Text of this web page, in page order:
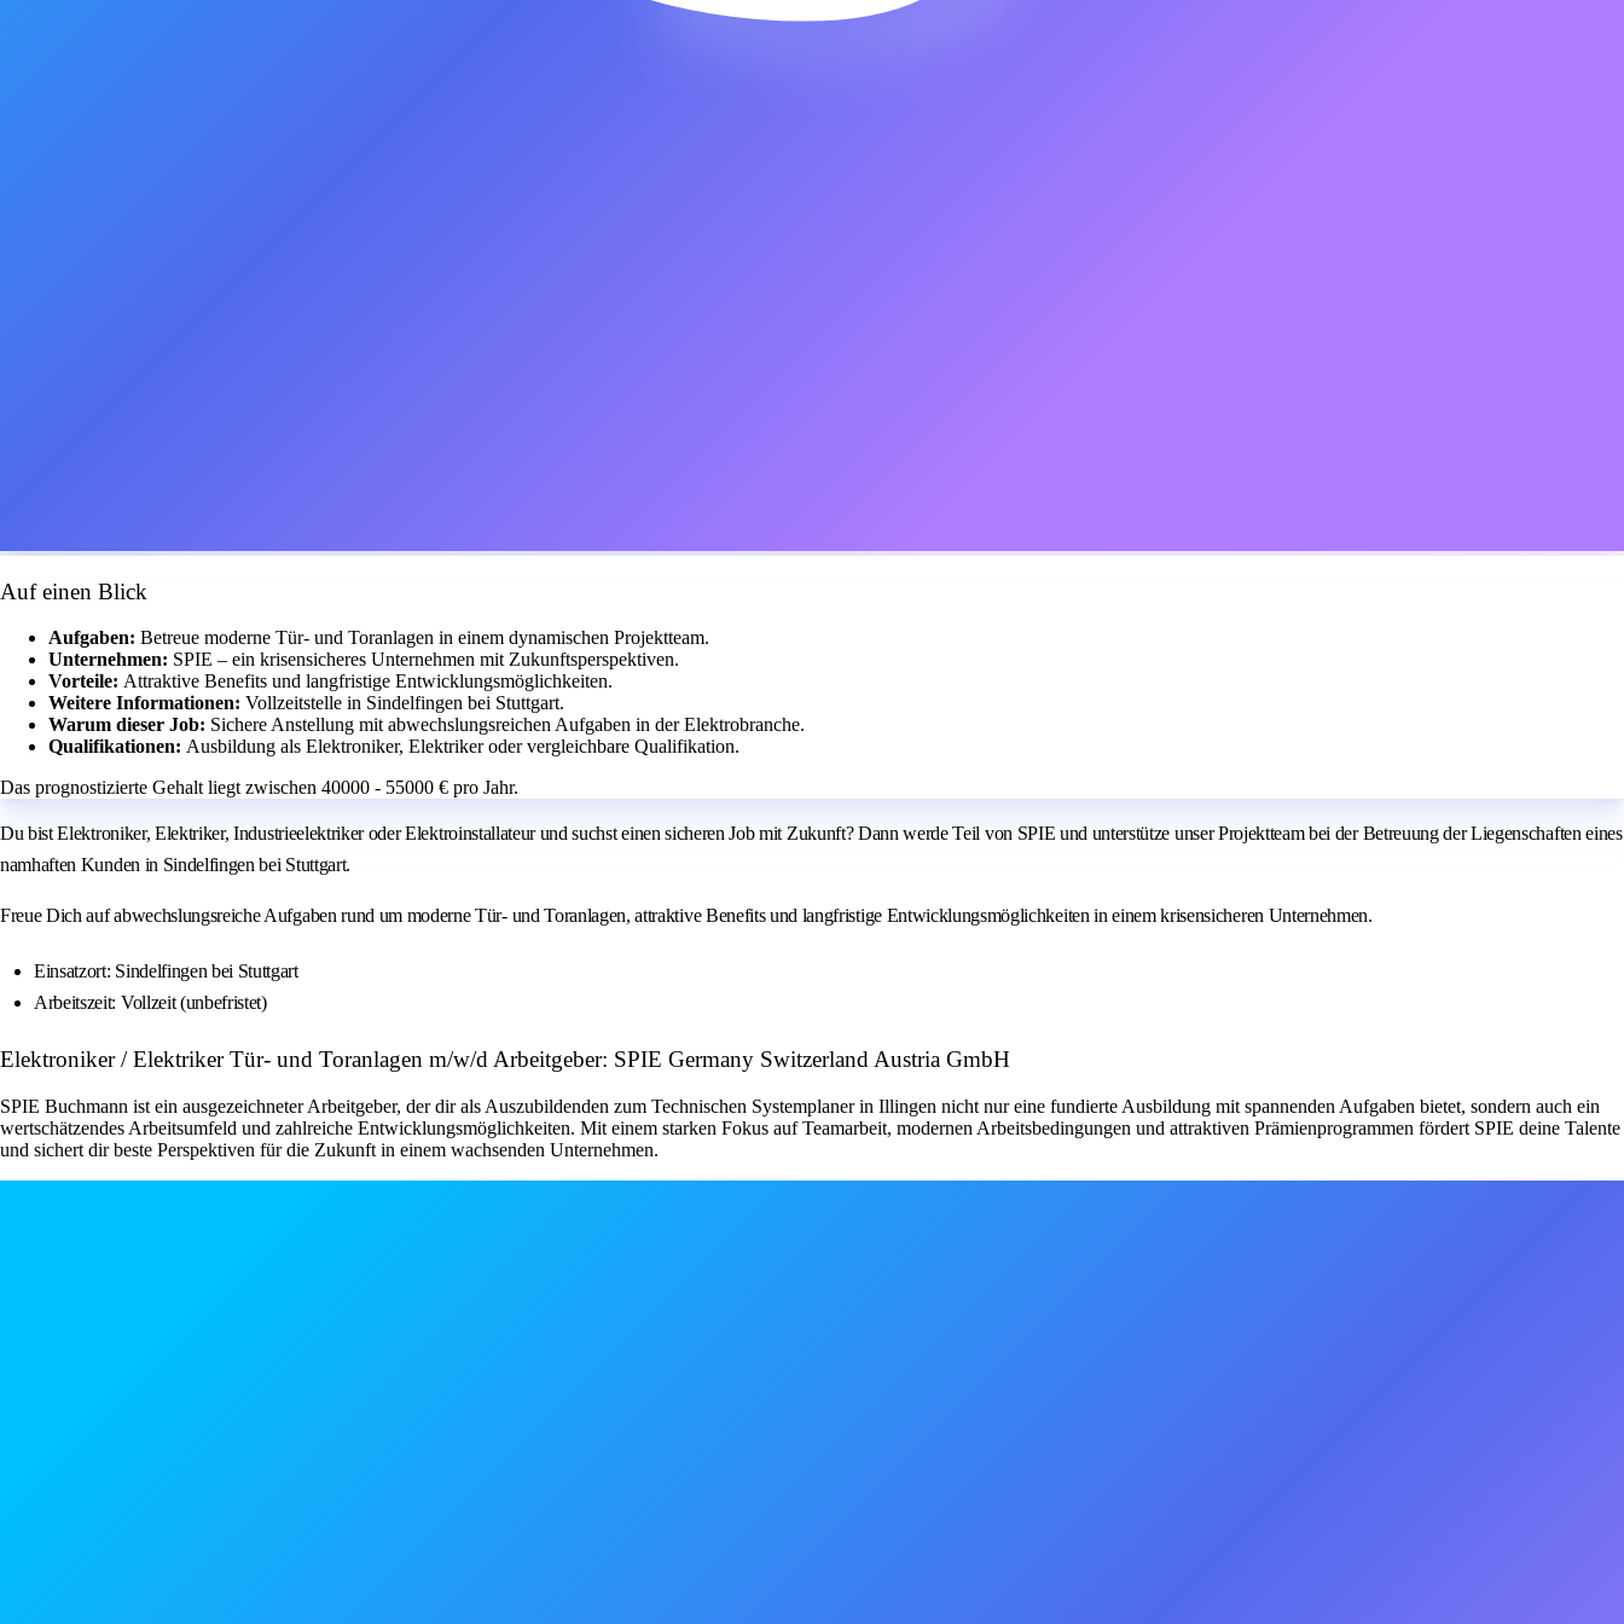
Auf einen Blick
Aufgaben: Betreue moderne Tür- und Toranlagen in einem dynamischen Projektteam.
Unternehmen: SPIE – ein krisensicheres Unternehmen mit Zukunftsperspektiven.
Vorteile: Attraktive Benefits und langfristige Entwicklungsmöglichkeiten.
Weitere Informationen: Vollzeitstelle in Sindelfingen bei Stuttgart.
Warum dieser Job: Sichere Anstellung mit abwechslungsreichen Aufgaben in der Elektrobranche.
Qualifikationen: Ausbildung als Elektroniker, Elektriker oder vergleichbare Qualifikation.
Das prognostizierte Gehalt liegt zwischen 40000 - 55000 € pro Jahr.
Du bist Elektroniker, Elektriker, Industrieelektriker oder Elektroinstallateur und suchst einen sicheren Job mit Zukunft? Dann werde Teil von SPIE und unterstütze unser Projektteam bei der Betreuung der Liegenschaften eines
namhaften Kunden in Sindelfingen bei Stuttgart.
Freue Dich auf abwechslungsreiche Aufgaben rund um moderne Tür- und Toranlagen, attraktive Benefits und langfristige Entwicklungsmöglichkeiten in einem krisensicheren Unternehmen.
Einsatzort: Sindelfingen bei Stuttgart
Arbeitszeit: Vollzeit (unbefristet)
Elektroniker / Elektriker Tür- und Toranlagen m/w/d Arbeitgeber: SPIE Germany Switzerland Austria GmbH
SPIE Buchmann ist ein ausgezeichneter Arbeitgeber, der dir als Auszubildenden zum Technischen Systemplaner in Illingen nicht nur eine fundierte Ausbildung mit spannenden Aufgaben bietet, sondern auch ein
wertschätzendes Arbeitsumfeld und zahlreiche Entwicklungsmöglichkeiten. Mit einem starken Fokus auf Teamarbeit, modernen Arbeitsbedingungen und attraktiven Prämienprogrammen fördert SPIE deine Talente
und sichert dir beste Perspektiven für die Zukunft in einem wachsenden Unternehmen.